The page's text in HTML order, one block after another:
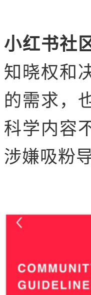
小红书社
知晓权和
的需求，
科学内容
涉嫌吸粉